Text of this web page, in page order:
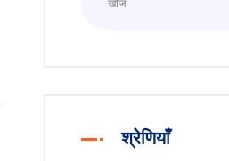
श्रेणियाँ